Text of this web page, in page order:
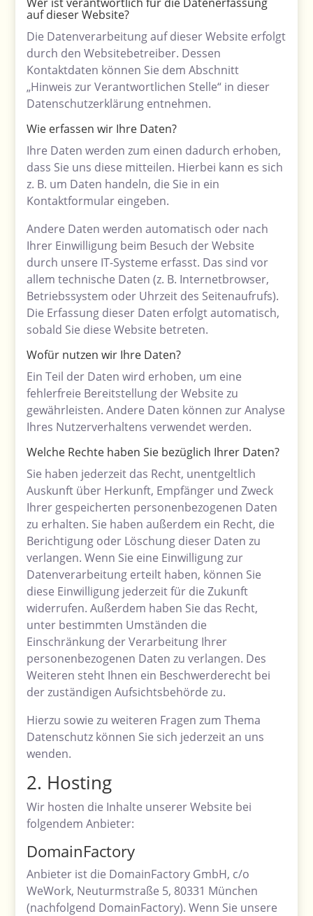
auf dieser Website?
Die Datenverarbeitung auf dieser Website erfolgt
durch den Websitebetreiber. Dessen
Kontaktdaten können Sie dem Abschnitt
„Hinweis zur Verantwortlichen Stelle“ in dieser
Datenschutzerklärung entnehmen.
Wie erfassen wir Ihre Daten?
Ihre Daten werden zum einen dadurch erhoben,
dass Sie uns diese mitteilen. Hierbei kann es sich
z. B. um Daten handeln, die Sie in ein
Kontaktformular eingeben.
Andere Daten werden automatisch oder nach
Ihrer Einwilligung beim Besuch der Website
durch unsere IT-Systeme erfasst. Das sind vor
allem technische Daten (z. B. Internetbrowser,
Betriebssystem oder Uhrzeit des Seitenaufrufs).
Die Erfassung dieser Daten erfolgt automatisch,
sobald Sie diese Website betreten.
Wofür nutzen wir Ihre Daten?
Ein Teil der Daten wird erhoben, um eine
fehlerfreie Bereitstellung der Website zu
gewährleisten. Andere Daten können zur Analyse
Ihres Nutzerverhaltens verwendet werden.
Welche Rechte haben Sie bezüglich Ihrer Daten?
Sie haben jederzeit das Recht, unentgeltlich
Auskunft über Herkunft, Empfänger und Zweck
Ihrer gespeicherten personenbezogenen Daten
zu erhalten. Sie haben außerdem ein Recht, die
Berichtigung oder Löschung dieser Daten zu
verlangen. Wenn Sie eine Einwilligung zur
Datenverarbeitung erteilt haben, können Sie
diese Einwilligung jederzeit für die Zukunft
widerrufen. Außerdem haben Sie das Recht,
unter bestimmten Umständen die
Einschränkung der Verarbeitung Ihrer
personenbezogenen Daten zu verlangen. Des
Weiteren steht Ihnen ein Beschwerderecht bei
der zuständigen Aufsichtsbehörde zu.
Hierzu sowie zu weiteren Fragen zum Thema
Datenschutz können Sie sich jederzeit an uns
wenden.
2. Hosting
Wir hosten die Inhalte unserer Website bei
folgendem Anbieter:
DomainFactory
Anbieter ist die DomainFactory GmbH, c/o
WeWork, Neuturmstraße 5, 80331 München
(nachfolgend DomainFactory). Wenn Sie unsere